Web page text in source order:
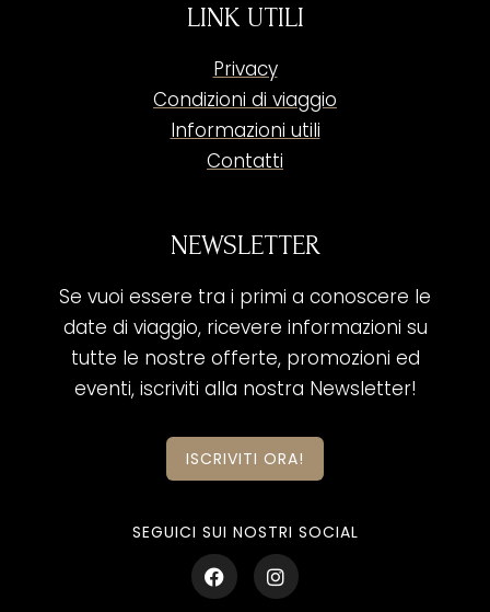
LINK UTILI
Privacy
Condizioni di viaggio
Informazioni utili
Contatti
NEWSLETTER
Se vuoi essere tra i primi a conoscere le
date di viaggio, ricevere informazioni su
tutte le nostre offerte, promozioni ed
eventi, iscriviti alla nostra Newsletter!
ISCRIVITI ORA!
SEGUICI SUI NOSTRI SOCIAL